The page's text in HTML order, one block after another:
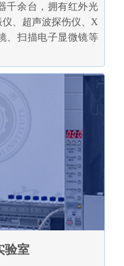
千余台，拥有红外光
、超声波探伤仪、X
、扫描电子显微镜等
验室